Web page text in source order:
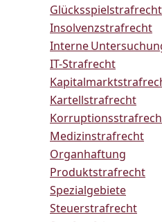
Glücksspielstrafrecht
Insolvenzstrafrecht
Interne
IT-Strafrecht
Kartellstrafrecht
Medizinstrafrecht
Organhaftung
Produktstrafrecht
Spezialgebiete
Steuerstrafrecht